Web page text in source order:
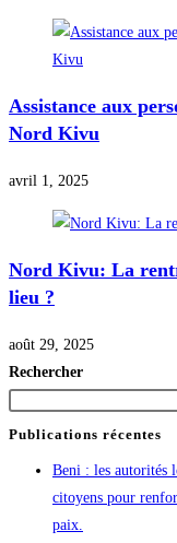
Assistance aux
Nord Kivu
avril 1, 2025
Nord Kivu: La
lieu ?
août 29, 2025
Rechercher
Publications récentes
Beni : les autorités
citoyens pour
paix.